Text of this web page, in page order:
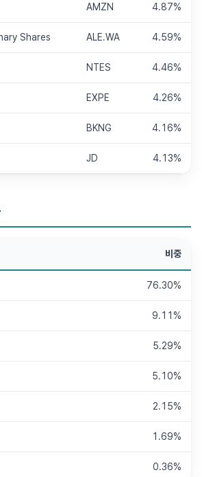
AMZN 4.87%
Shares ALE.WA 4.59%
NTES 4.46%
EXPE 4.26%
BKNG 4.16%
JD 4.13%
비중
76.30%
9.11%
5.29%
5.10%
2.15%
1.69%
0.36%